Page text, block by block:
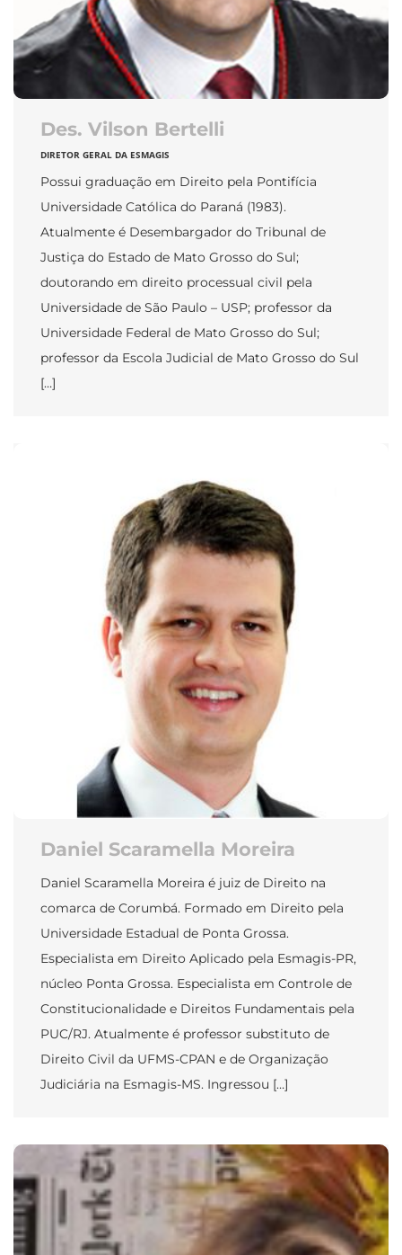
Des. Vilson Bertelli
DIRETOR GERAL DA ESMAGIS
Possui graduação em Direito pela Pontifícia
Universidade Católica do Paraná (1983).
Atualmente é Desembargador do Tribunal de
Justiça do Estado de Mato Grosso do Sul;
doutorando em direito processual civil pela
Universidade de São Paulo – USP; professor da
Universidade Federal de Mato Grosso do Sul;
professor da Escola Judicial de Mato Grosso do Sul
[…]
Daniel Scaramella Moreira
Daniel Scaramella Moreira é juiz de Direito na
comarca de Corumbá. Formado em Direito pela
Universidade Estadual de Ponta Grossa.
Especialista em Direito Aplicado pela Esmagis-PR,
núcleo Ponta Grossa. Especialista em Controle de
Constitucionalidade e Direitos Fundamentais pela
PUC/RJ. Atualmente é professor substituto de
Direito Civil da UFMS-CPAN e de Organização
Judiciária na Esmagis-MS. Ingressou […]